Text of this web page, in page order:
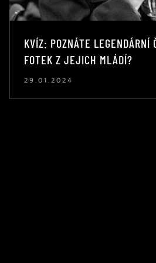
KVÍZ: POZNÁTE LEGENDÁRNÍ
FOTEK Z JEJICH MLÁDÍ?
29.01.2024